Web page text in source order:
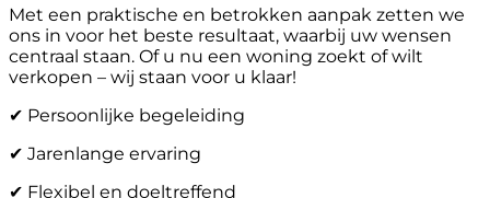
Met een praktische en betrokken aanpak zetten we
ons in voor het beste resultaat, waarbij uw wensen
centraal staan. Of u nu een woning zoekt of wilt
verkopen – wij staan voor u klaar!
✔ Persoonlijke begeleiding
✔ Jarenlange ervaring
✔ Flexibel en doeltreffend